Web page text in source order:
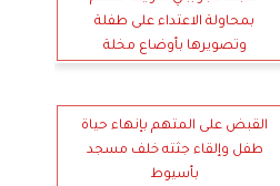
بمحاولة الاعتداء على طفلة
وتصويرها بأوضاع مخلة
القبض على المتهم بإنهاء حياة
طفل وإلقاء جثته خلف مسجد
بأسيوط